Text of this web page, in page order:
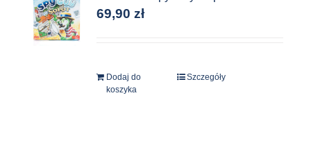
69,90zł
Dodaj do
koszyka
Szczegóły